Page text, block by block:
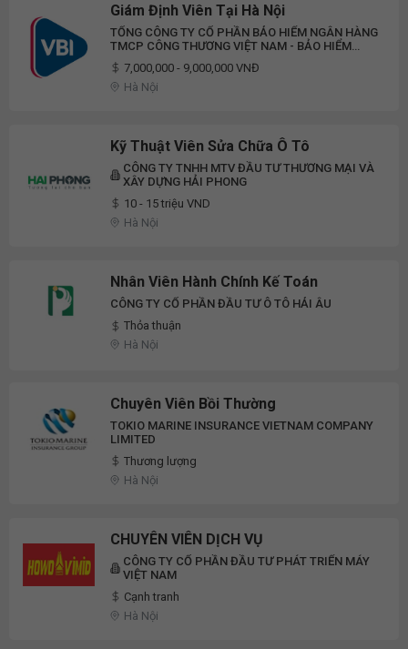
Giám Định Viên Tại Hà Nội
TỔNG CÔNG TY CỔ PHẦN BẢO HIỂM NGÂN HÀNG
TMCP CÔNG THƯƠNG VIỆT NAM - BẢO HIỂM
VIETINBANK (VBI)
7,000,000 - 9,000,000 VNĐ
Hà Nội
Kỹ Thuật Viên Sửa Chữa Ô Tô
CÔNG TY TNHH MTV ĐẦU TƯ THƯƠNG MẠI VÀ
XÂY DỰNG HẢI PHONG
10 - 15 triệu VND
Hà Nội
Nhân Viên Hành Chính Kế Toán
CÔNG TY CỔ PHẦN ĐẦU TƯ Ô TÔ HẢI ÂU
Thỏa thuận
Hà Nội
Chuyên Viên Bồi Thường
TOKIO MARINE INSURANCE VIETNAM COMPANY
LIMITED
Thương lượng
Hà Nội
CHUYÊN VIÊN DỊCH VỤ
CÔNG TY CỔ PHẦN ĐẦU TƯ PHÁT TRIỂN MÁY
VIỆT NAM
Cạnh tranh
Hà Nội